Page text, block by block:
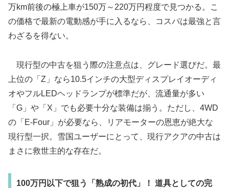
万km前後の極上車が150万～220万円程度で見つかる。こ
の価格で最新の電動感が手に入るなら、コスパは最強と言
わざるを得ない。
現行型の中古を狙う際の注意点は、グレード選びだ。最
上位の「Z」なら10.5インチの大型ディスプレイオーディ
オやフルLEDヘッドランプが標準だが、流通量が多い
「G」や「X」でも必要十分な装備は揃う。ただし、4WD
の「E-Four」が必要なら、リアモーターの恩恵が絶大な
現行型一択。雪国ユーザーにとって、現行アクアの中古は
まさに救世主的な存在だ。
100万円以下で狙う「熟成の初代」！ 道具としての完